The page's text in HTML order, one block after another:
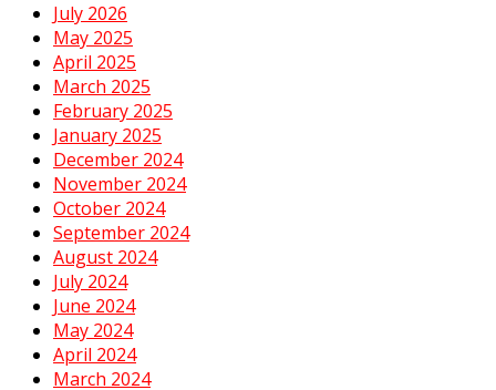
July 2026
May 2025
April 2025
March 2025
February 2025
January 2025
December 2024
November 2024
October 2024
September 2024
August 2024
July 2024
June 2024
May 2024
April 2024
March 2024